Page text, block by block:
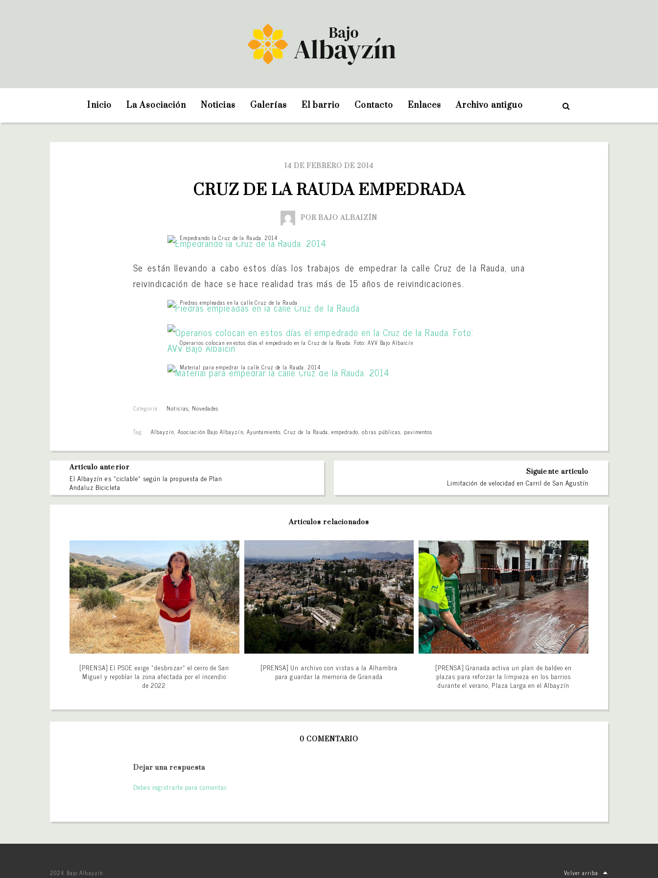
Inicio La Asociación Noticias Galerías El barrio Contacto Enlaces Archivo antiguo
14 DE FEBRERO DE 2014
CRUZ DE LA RAUDA EMPEDRADA
POR BAJO ALBAIZÍN
Empedrando la Cruz de la Rauda. 2014
Se están llevando a cabo estos días los trabajos de empedrar la calle Cruz de la Rauda, una
reivindicación de hace se hace realidad tras más de 15 años de reivindicaciones.
Piedras empleadas en la calle Cruz de la Rauda
Operarios colocan en estos días el empedrado en la Cruz de la Rauda. Foto: AVV Bajo Albaicín
Material para empedrar la calle Cruz de la Rauda. 2014
Categoría: Noticias, Novedades
Tag: Albayzín, Asociación Bajo Albayzín, Ayuntamiento,Cruz de la Rauda, empedrado,obras públicas, pavimentos
Artículo anterior
El Albayzín es «ciclable» según la propuesta de Plan
Andaluz Bicicleta
Siguiente artículo
Limitación de velocidad en Carril de San Agustín
Artículos relacionados
[PRENSA] El PSOE exige «desbrozar» el cerro de San
Miguel y repoblar la zona afectada por el incendio
de 2022
[PRENSA] Un archivo con vistas a la Alhambra
para guardar la memoria de Granada
[PRENSA] Granada activa un plan de baldeo en
plazas para reforzar la limpieza en los barrios
durante el verano, Plaza Larga en el Albayzín
0 COMENTARIO
Dejar una respuesta
Debes registrarte para comentar.
2024 Bajo Albayzín Volver arriba